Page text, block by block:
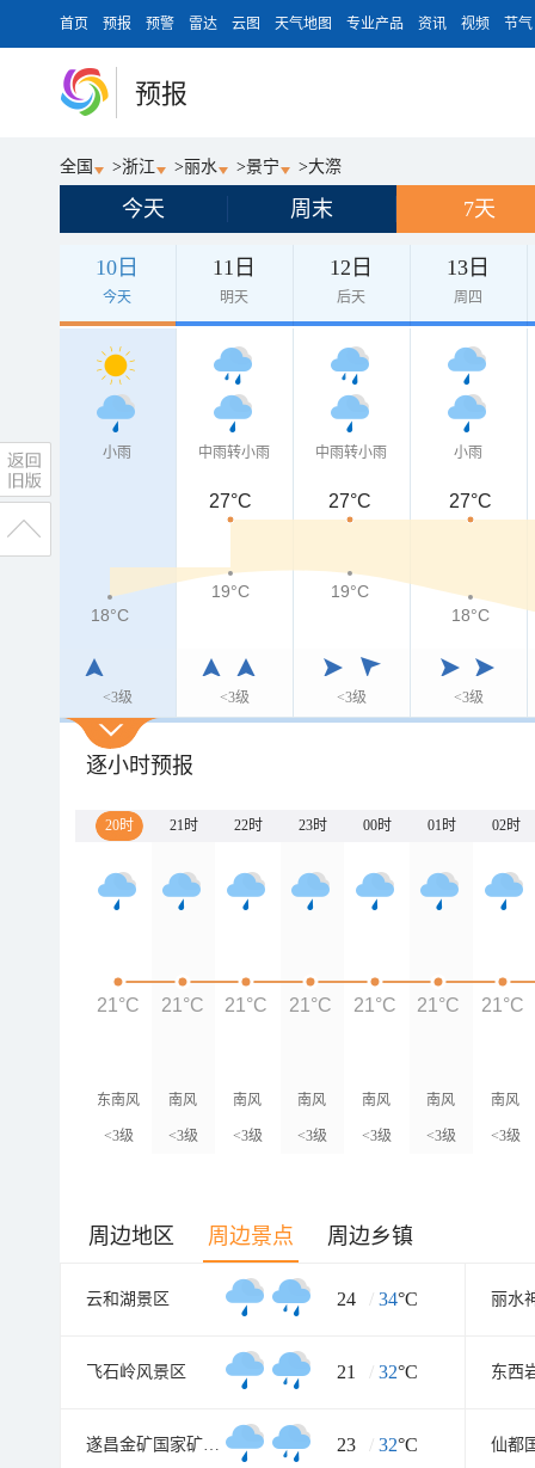
首页 预报 预警 雷达 云图 天气地图 专业产品 资讯 视频 节气
预报
全国 >浙江 >丽水 >景宁 >大漈
今天 周末 7天
10日
今天
11日
明天
12日
后天
13日
周四
小雨
<3级
中雨转小雨
<3级
中雨转小雨
<3级
小雨
<3级
27°C 27°C 27°C
18°C
19°C
19°C
18°C
逐小时预报
20时 21时 22时 23时 00时 01时 02时
东南风
<3级
南风
<3级
南风
<3级
南风
<3级
南风
<3级
南风
<3级
南风
<3级
21°C 21°C 21°C 21°C 21°C 21°C 21°C
周边地区 周边景点 周边乡镇
云和湖景区 24 / 34°C 丽水
飞石岭风景区 21 / 32°C 东西
遂昌金矿国家矿山公园 23 / 32°C